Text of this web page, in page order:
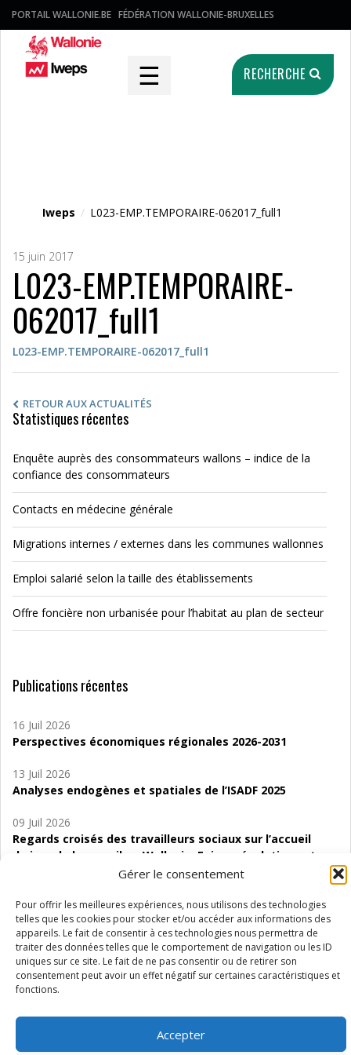
Gérer le consentement
Pour offrir les meilleures expériences, nous utilisons des technologies
telles que les cookies pour stocker et/ou accéder aux informations des
appareils. Le fait de consentir à ces technologies nous permettra de
traiter des données telles que le comportement de navigation ou les ID
uniques sur ce site. Le fait de ne pas consentir ou de retirer son
consentement peut avoir un effet négatif sur certaines caractéristiques et
fonctions.
Accepter
PORTAIL WALLONIE.BE FÉDÉRATION WALLONIE-BRUXELLES
☰ RECHERCHE
Iweps / L023-EMP.TEMPORAIRE-062017_full1
15 juin 2017
L023-EMP.TEMPORAIRE-
062017_full1
L023-EMP.TEMPORAIRE-062017_full1
RETOUR AUX ACTUALITÉS
Statistiques récentes
Enquête auprès des consommateurs wallons – indice de la
confiance des consommateurs
Contacts en médecine générale
Migrations internes / externes dans les communes wallonnes
Emploi salarié selon la taille des établissements
Offre foncière non urbanisée pour l’habitat au plan de secteur
Publications récentes
16 Juil 2026
Perspectives économiques régionales 2026-2031
13 Juil 2026
Analyses endogènes et spatiales de l’ISADF 2025
09 Juil 2026
Regards croisés des travailleurs sociaux sur l’accueil
de jour de bas seuil en Wallonie. Enjeux, évolutions et
06 Juil 2026
Étude d’évaluabilité des Structures
d’accompagnement à l’autocréation d’emploi (SAACE)
01 Juil 2026
Pénurie du personnel infirmier :quels indicateurs
Wallonie ?